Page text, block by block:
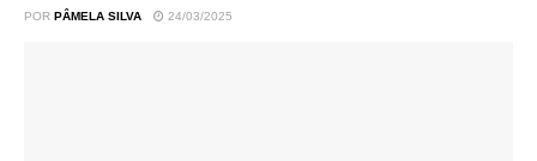
POR PÂMELA SILVA 24/03/2025